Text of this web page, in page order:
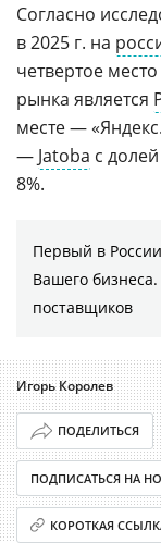
Согласно
в 2025 г. на
четвертое
рынка является
месте —
— Jatoba с
8%.
Первый в
Вашего
поставщиков
Игорь Королев
ПОДЕЛИТЬСЯ
ПОДПИСАТЬСЯ НА
КОРОТКАЯ